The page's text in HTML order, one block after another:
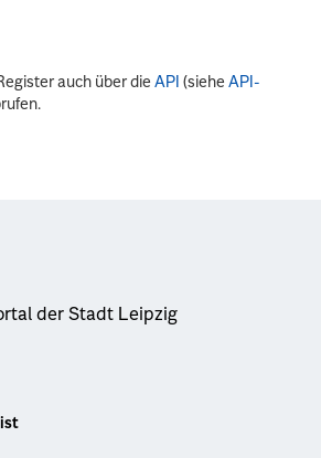
auch über dieAPI (sieheAPI-
der Stadt Leipzig